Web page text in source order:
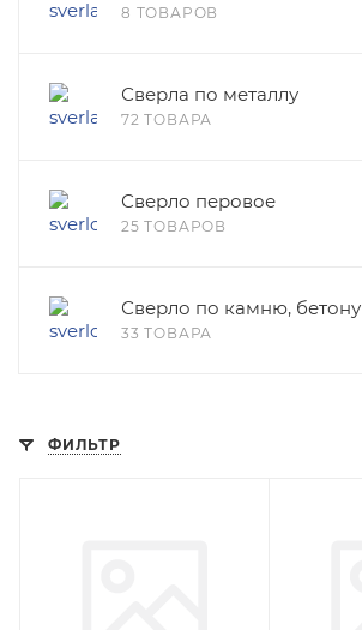
8 ТОВАРОВ
Сверла по металлу
72 ТОВАРА
Сверло перовое
25 ТОВАРОВ
Сверло по камню, бетону
33 ТОВАРА
ФИЛЬТР